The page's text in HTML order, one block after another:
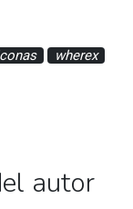
wherex
autor